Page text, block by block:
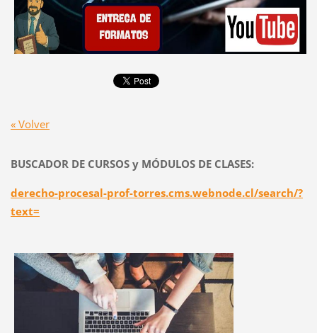
« Volver
BUSCADOR DE CURSOS y MÓDULOS DE CLASES:
derecho-procesal-prof-torres.cms.webnode.cl/search/?
text=